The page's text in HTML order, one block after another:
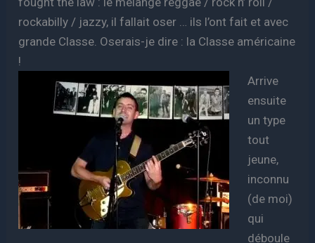
rockabilly / jazzy, il fallait oser … ils l’ont fait et avec
grande Classe. Oserais-je dire : la Classe américaine
!
Arrive
ensuite
un type
tout
jeune,
inconnu
(de moi)
qui
déboule